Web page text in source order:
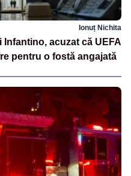
Ionuț Nichita
Infantino, acuzat că UEFA
pentru o fostă angajată